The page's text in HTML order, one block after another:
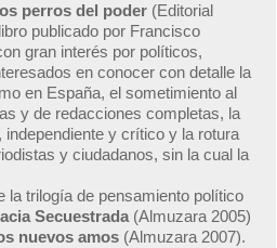
perros del poder (Editorial
publicado por Francisco
gran interés por políticos,
en conocer con detalle la
en España, el sometimiento al
y de redacciones completas, la
y crítico y la rotura
y ciudadanos, sin la cual la
la trilogía de pensamiento político
Secuestrada (Almuzara 2005)
nuevos amos (Almuzara 2007).